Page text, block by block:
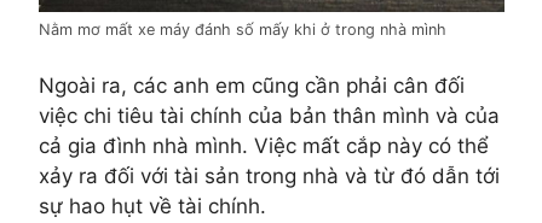
Nằm mơ mất xe máy đánh số mấy khi ở trong nhà mình
Ngoài ra, các anh em cũng cần phải cân đối
việc chi tiêu tài chính của bản thân mình và của
cả gia đình nhà mình. Việc mất cắp này có thể
xảy ra đối với tài sản trong nhà và từ đó dẫn tới
sự hao hụt về tài chính.